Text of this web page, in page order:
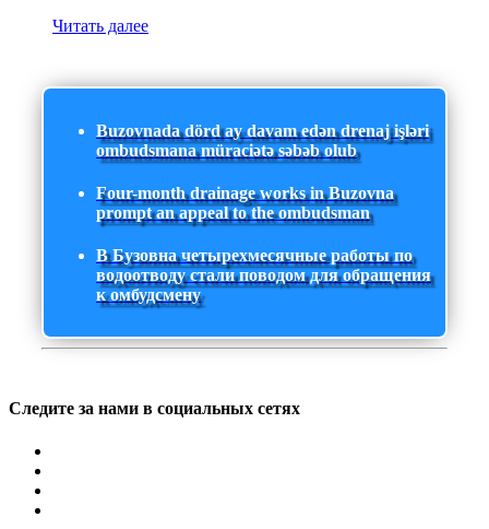
Читать далее
Buzovnada dörd ay davam edən drenaj işləri
ombudsmana müraciətə səbəb olub
Four-month drainage works in Buzovna
prompt an appeal to the ombudsman
В Бузовна четырехмесячные работы по
водоотводу стали поводом для обращения
к омбудсмену
Следите за нами в социальных сетях